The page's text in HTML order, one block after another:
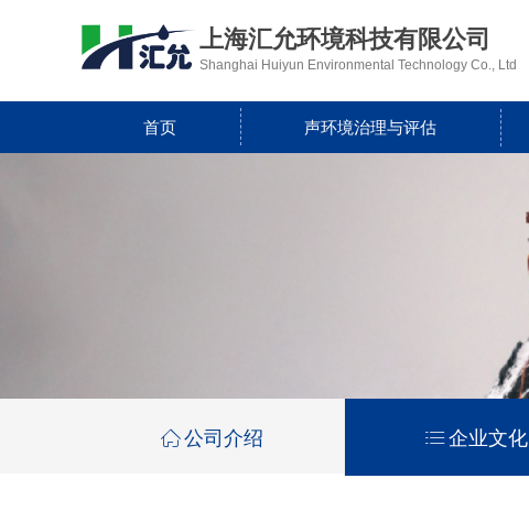
上海汇允环境科技有限公司
Shanghai Huiyun Environmental Technology Co., Ltd
首页 声环境治理与评估
ꀇ公司介绍 ꂇ企业文化